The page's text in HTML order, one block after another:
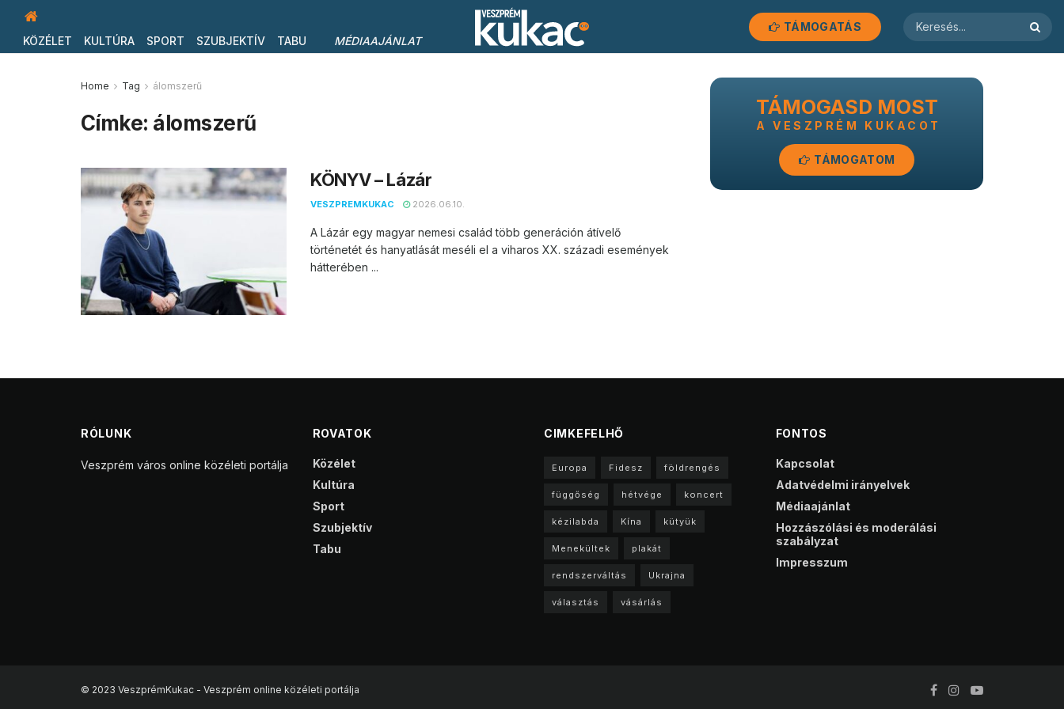
KÖZÉLET KULTÚRA SPORT SZUBJEKTÍV TABU MÉDIAAJÁNLAT
TÁMOGATÁS
Home Tag álomszerű
Címke: álomszerű
KÖNYV – Lázár
VESZPREMKUKAC 2026.06.10.
A Lázár egy magyar nemesi család több generáción átívelő
történetét és hanyatlását meséli el a viharos XX. századi események
hátterében ...
TÁMOGASD MOST
A VESZPRÉM KUKACOT
TÁMOGATOM
RÓLUNK
Veszprém város online közéleti portálja
ROVATOK
Közélet
Kultúra
Sport
Szubjektív
Tabu
CIMKEFELHŐ
Europa Fidesz földrengés
függőség hétvége koncert
kézilabda Kína kütyük
Menekültek plakát
rendszerváltás Ukrajna
választás vásárlás
FONTOS
Kapcsolat
Adatvédelmi irányelvek
Médiaajánlat
Hozzászólási és moderálási
szabályzat
Impresszum
© 2023 VeszprémKukac - Veszprém online közéleti portálja